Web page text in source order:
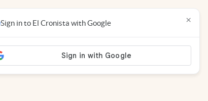
Sign in to El Cronista with Google ×